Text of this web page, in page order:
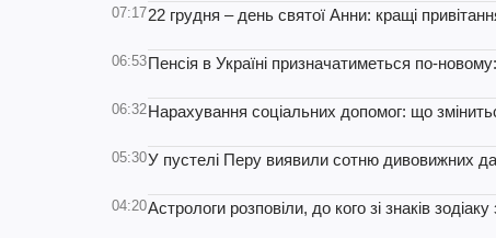
07:1722 грудня – день святої Анни: кращі
06:53Пенсія в Україні призначатиметься по-
06:32Нарахування соціальних допомог: що
05:30У пустелі Перу виявили сотню дивовижних
04:20Астрологи розповіли, до кого зі знаків